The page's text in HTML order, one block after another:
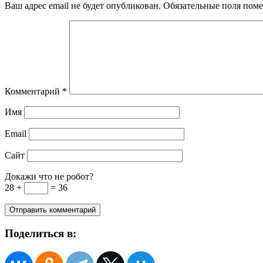
Ваш адрес email не будет опубликован. Обязательные поля
Комментарий *
Имя
Email
Сайт
Докажи что не робот?
28 +
= 36
Поделиться в: